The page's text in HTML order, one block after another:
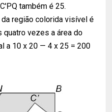
também é 25.
região colorida visível é
quatro vezes a área do
a 10 x 20 — 4 x 25 = 200